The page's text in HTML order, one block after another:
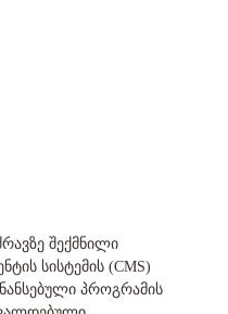
შექმნილი
სისტემის (CMS)
პროგრამის